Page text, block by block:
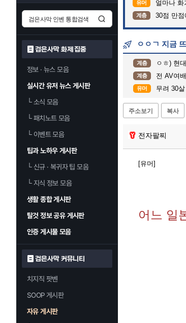
검은사막 화제 집중
정보 · 뉴스 모음
실시간 유저 뉴스 게시판
└소식 모음
└패치노트 모음
└이벤트 모음
팁과 노하우 게시판
└신규 · 복귀자 팁 모음
└지식 정보 모음
생활 종합 게시판
탈것 정보 공유 게시판
인증 게시물 모음
검은사막 커뮤니티
치지직 팟벤
SOOP 게시판
자유 게시판
유머 얼마나 화
계층 30점 만
ㅇㅇㄱ 지금
계층 ㅇㅎ) 현대
계층 전 AV여배
유머 무려 30
주소보기 복사
전자팔찌
[유머]
어느 일